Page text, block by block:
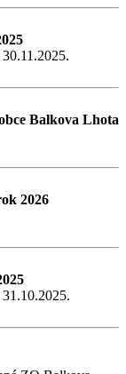
Balkova Lhota
2026